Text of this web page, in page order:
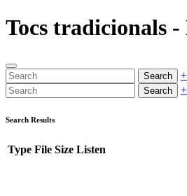
Tocs tradicionals
Search
Search
Search Results
Type File Size Listen